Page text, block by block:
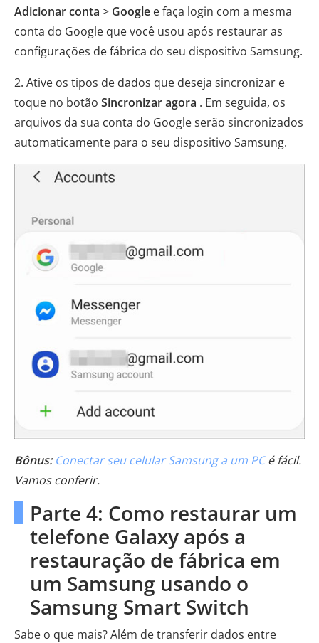
Adicionar conta > Google e faça login com a mesma
conta do Google que você usou após restaurar as
configurações de fábrica do seu dispositivo Samsung.
2. Ative os tipos de dados que deseja sincronizar e
toque no botão Sincronizar agora . Em seguida, os
arquivos da sua conta do Google serão sincronizados
automaticamente para o seu dispositivo Samsung.
Bônus: Conectar seu celular Samsung a um PCé fácil.
Vamos conferir.
Parte 4: Como restaurar um
telefone Galaxy após a
restauração de fábrica em
um Samsung usando o
Samsung Smart Switch
Sabe o que mais? Além de transferir dados entre